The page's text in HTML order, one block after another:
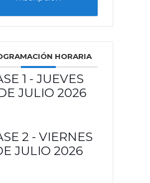
HORARIA
1 - JUEVES
JULIO 2026
2 - VIERNES
JULIO 2026